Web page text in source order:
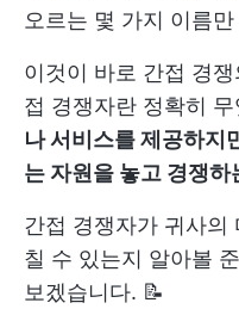
오르는 몇 가지 이름
이것이 바로 간접 경
접 경쟁자란 정확히
나 서비스를 제공하지
는 자원을 놓고 경쟁
간접 경쟁자가 귀사의
칠 수 있는지 알아볼
보겠습니다. 📝